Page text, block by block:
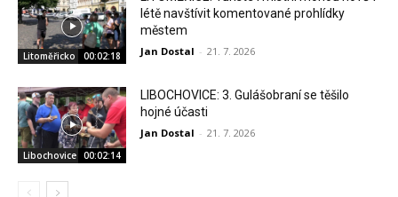
Litoměřicko 00:02:18
létě navštívit komentované prohlídky
městem
Jan Dostal - 21. 7. 2026
Libochovice 00:02:14
LIBOCHOVICE: 3. Gulášobraní se těšilo
hojné účasti
Jan Dostal - 21. 7. 2026